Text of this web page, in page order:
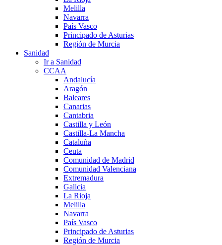
Melilla
Navarra
País Vasco
Principado de Asturias
Región de Murcia
Sanidad
Ir a Sanidad
CCAA
Andalucía
Aragón
Baleares
Canarias
Cantabria
Castilla y León
Castilla-La Mancha
Cataluña
Ceuta
Comunidad de Madrid
Comunidad Valenciana
Extremadura
Galicia
La Rioja
Melilla
Navarra
País Vasco
Principado de Asturias
Región de Murcia